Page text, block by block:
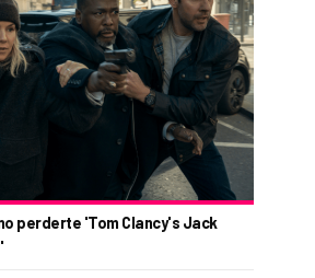
perderte 'Tom Clancy's Jack